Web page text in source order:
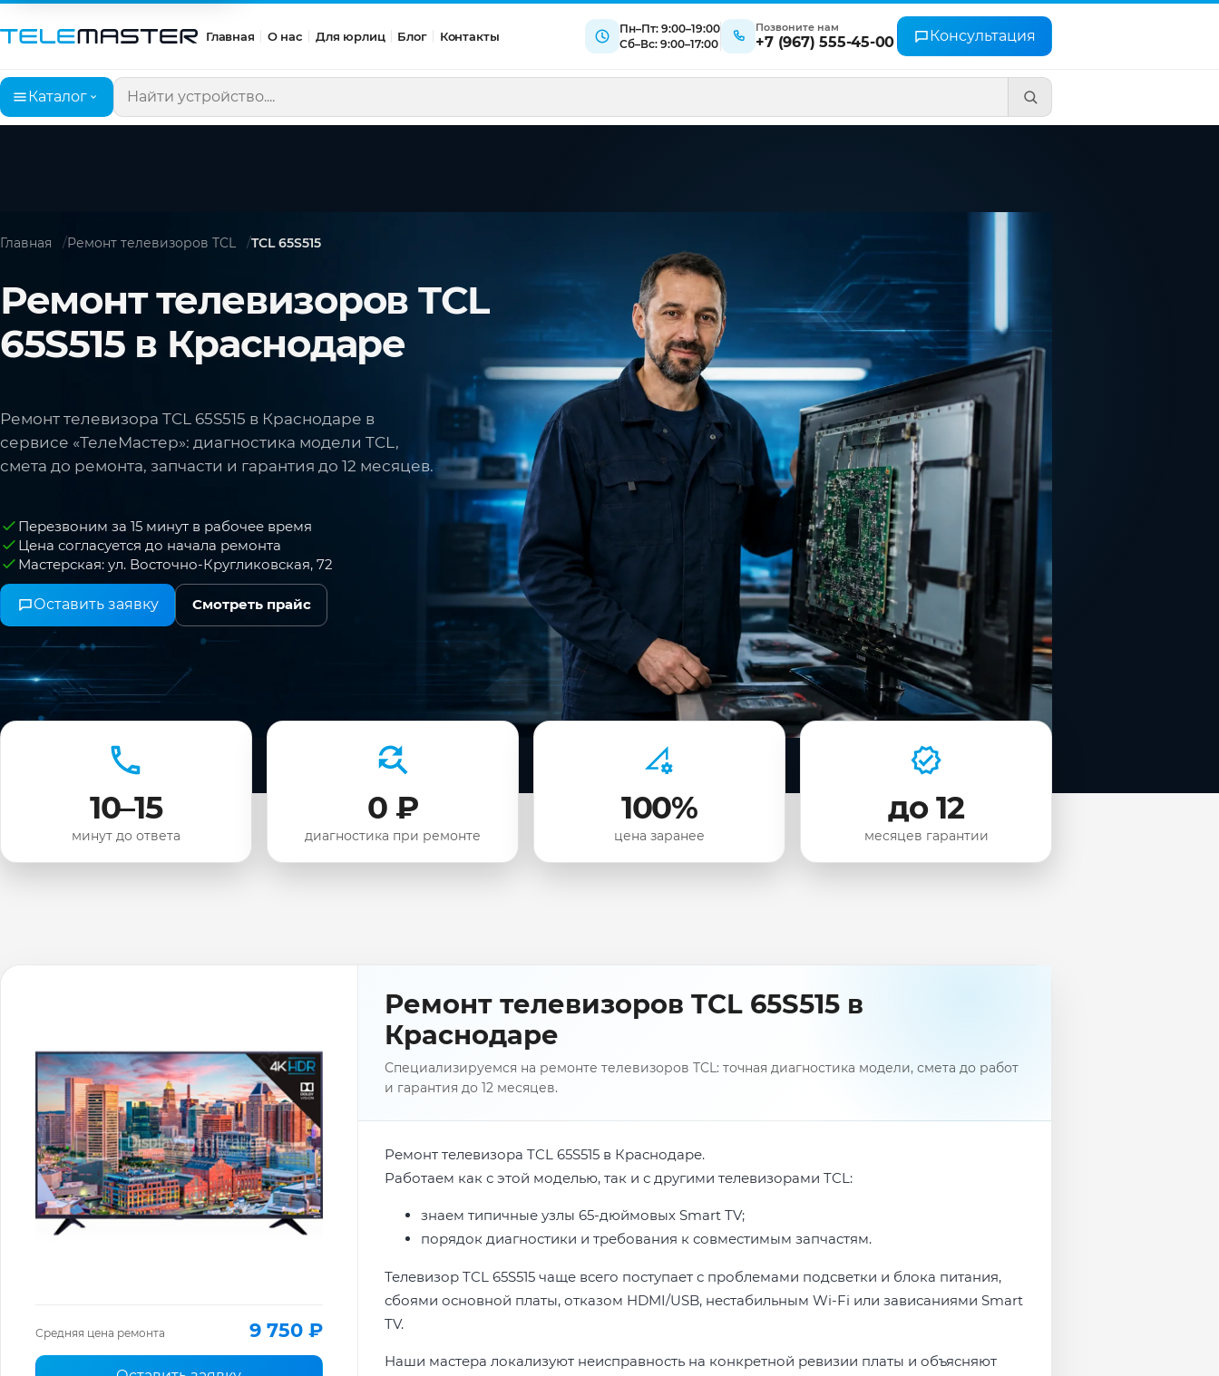
Главная О нас Для юрлиц Блог Контакты
Пн–Пт: 9:00–19:00
Сб–Вс: 9:00–17:00
Позвоните нам
+7 (967) 555-45-00 Консультация
Каталог
Поиск по сайту
Главная Ремонт телевизоров TCL TCL 65S515
Ремонт телевизоров TCL
65S515 в Краснодаре
Ремонт телевизора TCL 65S515 в Краснодаре в
сервисе «ТелеМастер»: диагностика модели TCL,
смета до ремонта, запчасти и гарантия до 12 месяцев.
Перезвоним за 15 минут в рабочее время
Цена согласуется до начала ремонта
Мастерская: ул. Восточно-Кругликовская, 72
Оставить заявку Смотреть прайс
10–15
минут до ответа
0 ₽
диагностика при ремонте
100%
цена заранее
до 12
месяцев гарантии
Средняя цена ремонта 9 750 ₽
Ремонт телевизоров TCL 65S515 в
Краснодаре
Специализируемся на ремонте телевизоров TCL: точная диагностика модели, смета до работ
и гарантия до 12 месяцев.
Ремонт телевизора TCL 65S515 в Краснодаре.
Работаем как с этой моделью, так и с другими телевизорами TCL:
знаем типичные узлы 65-дюймовых Smart TV;
порядок диагностики и требования к совместимым запчастям.
Телевизор TCL 65S515 чаще всего поступает с проблемами подсветки и блока питания,
сбоями основной платы, отказом HDMI/USB, нестабильным Wi-Fi или зависаниями Smart
TV.
Наши мастера локализуют неисправность на конкретной ревизии платы и объясняют